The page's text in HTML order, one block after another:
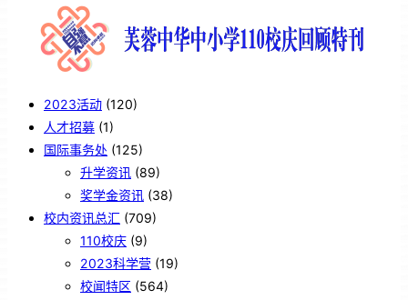
2023活动 (120)
人才招募 (1)
国际事务处 (125)
升学资讯 (89)
奖学金资讯 (38)
校内资讯总汇 (709)
110校庆 (9)
2023科学营 (19)
校闻特区 (564)